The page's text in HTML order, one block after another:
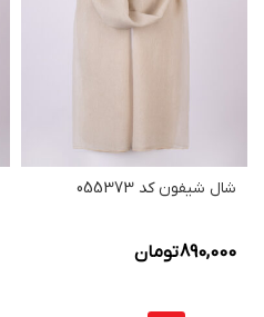
شال شیفون کد 055373
890,000تومان